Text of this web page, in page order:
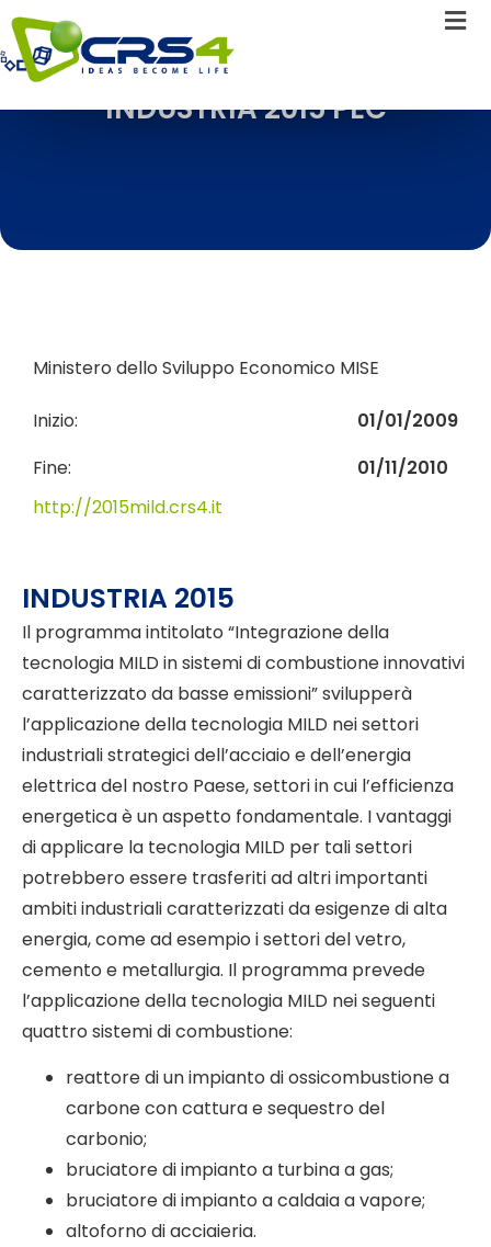
INDUSTRIA 2015 PEC
Ministero dello Sviluppo Economico MISE
Inizio:
01/01/2009
Fine:
01/11/2010
http://2015mild.crs4.it
INDUSTRIA 2015
Il programma intitolato “Integrazione della
tecnologia MILD in sistemi di combustione innovativi
caratterizzato da basse emissioni” svilupperà
l’applicazione della tecnologia MILD nei settori
industriali strategici dell’acciaio e dell’energia
elettrica del nostro Paese, settori in cui l’efficienza
energetica è un aspetto fondamentale. I vantaggi
di applicare la tecnologia MILD per tali settori
potrebbero essere trasferiti ad altri importanti
ambiti industriali caratterizzati da esigenze di alta
energia, come ad esempio i settori del vetro,
cemento e metallurgia. Il programma prevede
l’applicazione della tecnologia MILD nei seguenti
quattro sistemi di combustione:
reattore di un impianto di ossicombustione a
carbone con cattura e sequestro del
carbonio;
bruciatore di impianto a turbina a gas;
bruciatore di impianto a caldaia a vapore;
altoforno di acciaieria.